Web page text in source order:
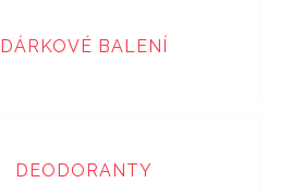
DÁRKOVÉ BALENÍ
DEODORANTY